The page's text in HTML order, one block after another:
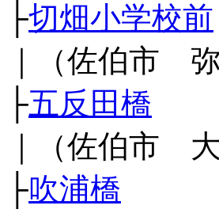
├切畑小学校前
｜（佐伯市
├五反田橋
｜（佐伯市 大
├吹浦橋